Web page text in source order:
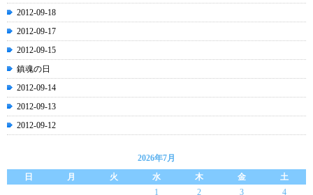
2012-09-18
2012-09-17
2012-09-15
鎮魂の日
2012-09-14
2012-09-13
2012-09-12
2026年7月
日
月 火 水 木 金
土
1
2 3
4